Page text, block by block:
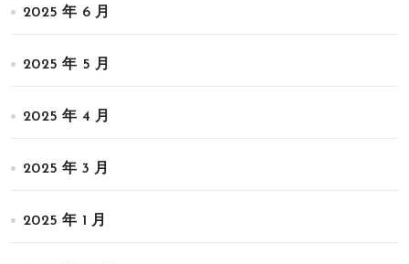
2025 年 6 月
2025 年 5 月
2025 年 4 月
2025 年 3 月
2025 年 1 月